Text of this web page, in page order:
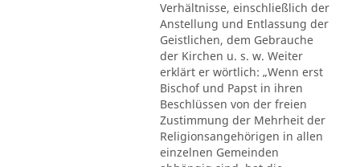
Verhältnisse, einschließlich der
Anstellung und Entlassung der
Geistlichen, dem Gebrauche
der Kirchen u. s. w. Weiter
erklärt er wörtlich: „Wenn erst
Bischof und Papst in ihren
Beschlüssen von der freien
Zustimmung der Mehrheit der
Religionsangehörigen in allen
einzelnen Gemeinden